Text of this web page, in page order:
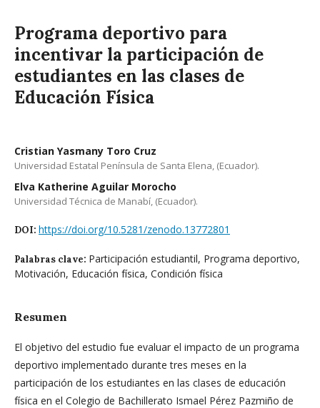
Programa deportivo para
incentivar la participación de
estudiantes en las clases de
Educación Física
Cristian Yasmany Toro Cruz
Universidad Estatal Península de Santa Elena, (Ecuador).
Elva Katherine Aguilar Morocho
Universidad Técnica de Manabí, (Ecuador).
DOI: https://doi.org/10.5281/zenodo.13772801
Palabras clave: Participación estudiantil, Programa deportivo,
Motivación, Educación física, Condición física
Resumen
El objetivo del estudio fue evaluar el impacto de un programa
deportivo implementado durante tres meses en la
participación de los estudiantes en las clases de educación
física en el Colegio de Bachillerato Ismael Pérez Pazmiño de